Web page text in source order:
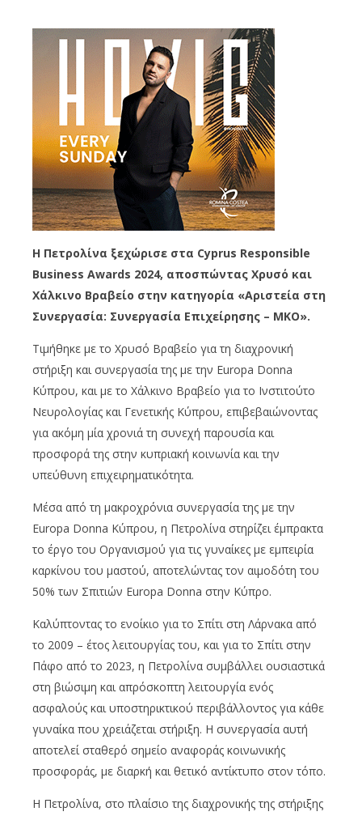
Η Πετρολίνα ξεχώρισε στα Cyprus Responsible
Business Awards 2024, αποσπώντας Χρυσό και
Χάλκινο Βραβείο στην κατηγορία «Αριστεία στη
Συνεργασία: Συνεργασία Επιχείρησης – ΜΚΟ».
Τιμήθηκε με το Χρυσό Βραβείο για τη διαχρονική
στήριξη και συνεργασία της με την Europa Donna
Κύπρου, και με το Χάλκινο Βραβείο για το Ινστιτούτο
Νευρολογίας και Γενετικής Κύπρου, επιβεβαιώνοντας
για ακόμη μία χρονιά τη συνεχή παρουσία και
προσφορά της στην κυπριακή κοινωνία και την
υπεύθυνη επιχειρηματικότητα.
Μέσα από τη μακροχρόνια συνεργασία της με την
Europa Donna Κύπρου, η Πετρολίνα στηρίζει έμπρακτα
το έργο του Οργανισμού για τις γυναίκες με εμπειρία
καρκίνου του μαστού, αποτελώντας τον αιμοδότη του
50% των Σπιτιών Europa Donna στην Κύπρο.
Καλύπτοντας το ενοίκιο για το Σπίτι στη Λάρνακα από
το 2009 – έτος λειτουργίας του, και για το Σπίτι στην
Πάφο από το 2023, η Πετρολίνα συμβάλλει ουσιαστικά
στη βιώσιμη και απρόσκοπτη λειτουργία ενός
ασφαλούς και υποστηρικτικού περιβάλλοντος για κάθε
γυναίκα που χρειάζεται στήριξη. Η συνεργασία αυτή
αποτελεί σταθερό σημείο αναφοράς κοινωνικής
προσφοράς, με διαρκή και θετικό αντίκτυπο στον τόπο.
Η Πετρολίνα, στο πλαίσιο της διαχρονικής της στήριξης